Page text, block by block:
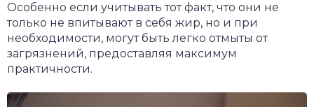
Особенно если учитывать тот факт, что они не
только не впитывают в себя жир, но и при
необходимости, могут быть легко отмыты от
загрязнений, предоставляя максимум
практичности.